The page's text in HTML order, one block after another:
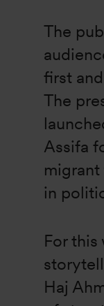
The
first
The
Assifa
in
For
Haj